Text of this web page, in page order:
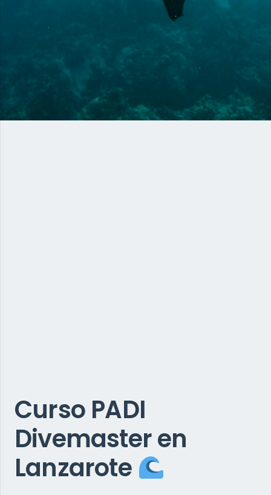
Curso PADI
Divemaster en
Lanzarote